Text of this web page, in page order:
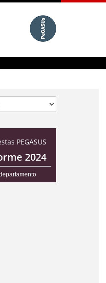
PEGASUS
2024